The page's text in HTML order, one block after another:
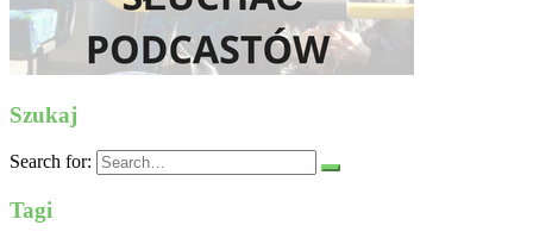
Szukaj
Search for:
Tagi